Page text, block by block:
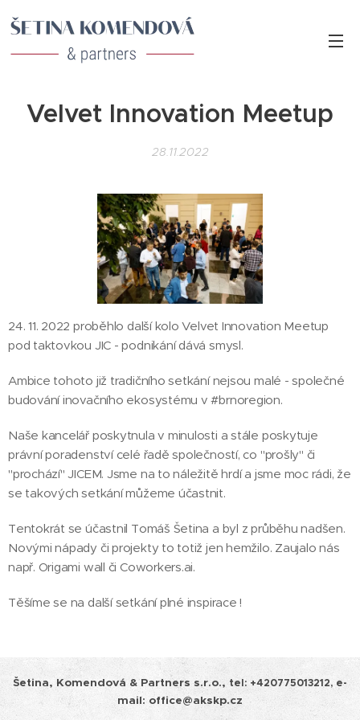
Velvet Innovation Meetup
28.11.2022
24. 11. 2022 proběhlo další kolo Velvet Innovation Meetup
pod taktovkou JIC - podnikání dává smysl.
Ambice tohoto již tradičního setkání nejsou malé - společné
budování inovačního ekosystému v #brnoregion.
Naše kancelář poskytnula v minulosti a stále poskytuje
právní poradenství celé řadě společností, co "prošly" či
"prochází" JICEM. Jsme na to náležitě hrdí a jsme moc rádi, že
se takových setkání můžeme účastnit.
Tentokrát se účastnil Tomáš Šetina a byl z průběhu nadšen.
Novými nápady či projekty to totiž jen hemžilo. Zaujalo nás
např. Origami wall či Coworkers.ai.
Těšíme se na další setkání plné inspirace !
Šetina, Komendová & Partners s.r.o., tel: +420775013212, e-
mail: office@akskp.cz